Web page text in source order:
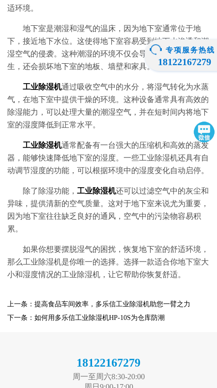
适环境。
地下室是潮湿和湿气的温床，因为地下室通常位于地
下，接近地下水位。这使得地下室容易受到地下水渗透和潮
湿空气的侵袭。这种潮湿的环境不仅会导致霉菌和细菌滋
生，还会损坏地下室的地板、墙壁和家具。
工业除湿机通过吸收空气中的水分，将湿气转化为水蒸
气，在地下室中提供干燥的环境。这种设备通常具有高效的
除湿能力，可以处理大量的潮湿空气，并在短时间内将地下
室的湿度降低到正常水平。
工业除湿机通常配备有一台强大的压缩机和高效的蒸发
器，能够快速降低地下室的湿度。一些工业除湿机还具有自
动调节湿度的功能，可以根据环境中的湿度变化自动启停。
除了除湿功能， 工业除湿机还可以过滤空气中的灰尘和
异味，提供清新的空气质量。这对于地下室来说尤为重要，
因为地下室往往缺乏良好的通风，空气中的污染物容易积
累。
如果你想要摆脱湿气的困扰，恢复地下室的舒适环境，
那么工业除湿机是你唯一的选择。选择一款适合你地下室大
小和湿度情况的工业除湿机，让它帮助你恢复舒适。
上一条：提高食品车间效率，多乐信工业除湿机助您一臂之力
下一条：如何用多乐信工业除湿机HP-10S为仓库防潮
专项服务热线
18122167279
18122167279
周一至周六8:30-20:00